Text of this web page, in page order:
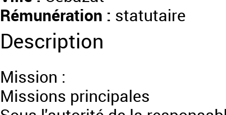
Rémunération : statutaire
Description
Mission :
Missions principales